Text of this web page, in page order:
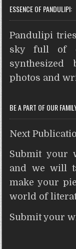
a
t
s
A
p
p
c
e
b
o
o
k
i
t
t
e
r
e
ESSENCE OF PANDULIPI:
Pandulipi
sky full of
photos and
BE A PART OF OUR
Next
Submit your
and we will
make your
world of
Submit your